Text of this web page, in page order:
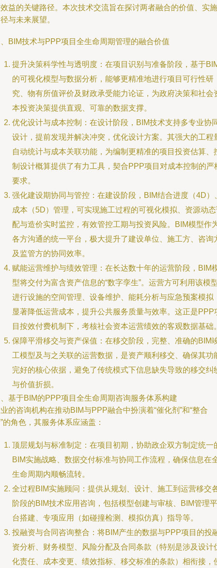
益的关键路径。本次技术交流旨在探讨两者融合的价值、实施
与未来展望。
BIM技术与PPP项目全生命周期管理的融合价值
提升决策科学性与透明度：在项目识别与准备阶段，基于
的可视化模型与数据分析，能够更精准地进行项目可行性研
究、物有所值评价及财政承受能力论证，为政府决策和社会
本投资决策提供直观、可靠的数据支撑。
优化设计与成本控制：在设计阶段，BIM技术支持多专业协
设计，提前发现并解决冲突，优化设计方案。其强大的工程
自动统计与成本关联功能，为编制更精准的项目投资估算、
制设计概算提供了有力工具，契合PPP项目对成本控制的严
要求。
强化建设期协同与管控：在建设阶段，BIM结合进度（4D）
成本（5D）管理，可实现施工过程的可视化模拟、资源动
配与造价实时监控，有效管控工期与投资风险。BIM模型作
各方沟通的统一平台，极大提升了建设单位、施工方、咨询
及监管方的协同效率。
赋能运营维护与绩效管理：在长达数十年的运营阶段，BIM
型将交付为富含资产信息的“数字孪生”。运营方可利用该模
进行设施的空间管理、设备维护、能耗分析与应急预案模拟
显著降低运营成本，提升公共服务质量与效率。这正是PPP
目按效付费机制下，考核社会资本运营绩效的客观数据基础
保障平滑移交与资产保值：在移交阶段，完整、准确的BIM
工模型及与之关联的运营数据，是资产顺利移交、确保其功
完好的核心依据，避免了传统模式下信息缺失导致的移交纠
与价值折损。
基于BIM的PPP项目全生命周期咨询服务体系构建
的咨询机构在推动BIM与PPP融合中扮演着“催化剂”和“整合
的角色，其服务体系应涵盖：
顶层规划与标准制定：在项目初期，协助政企双方制定统一
BIM实施战略、数据交付标准与协同工作流程，确保信息在
生命周期内顺畅流转。
全过程BIM实施顾问：提供从规划、设计、施工到运营移交
阶段的BIM技术应用咨询，包括模型创建与审核、BIM管理平
台搭建、专项应用（如碰撞检测、模拟仿真）指导等。
投融资与合同咨询整合：将BIM产生的数据与PPP项目的投
资分析、财务模型、风险分配及合同条款（特别是涉及设计
化责任、成本变更、绩效指标、移交标准的条款）相衔接，